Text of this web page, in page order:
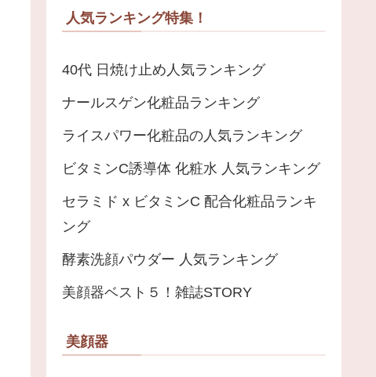
人気ランキング特集！
40代 日焼け止め人気ランキング
ナールスゲン化粧品ランキング
ライスパワー化粧品の人気ランキング
ビタミンC誘導体 化粧水 人気ランキング
セラミド x ビタミンC 配合化粧品ランキ
ング
酵素洗顔パウダー 人気ランキング
美顔器ベスト５！雑誌STORY
美顔器